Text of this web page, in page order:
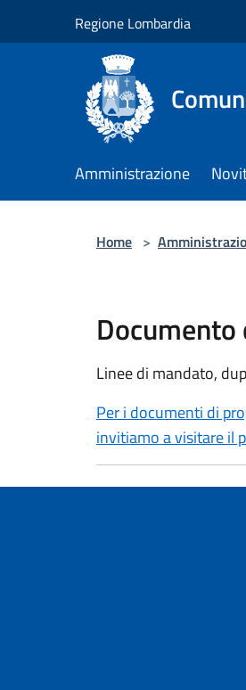
Regione Lombardia
Amministrazione
Home >
Linee di mandato,
Per i documenti di
invitiamo a visitare il